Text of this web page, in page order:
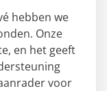
hebben we
Onze
en het geeft
voor